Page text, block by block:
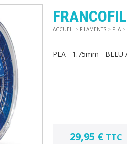
ACCUEIL > FILAMENTS > PLA >
PLA - 1.75mm - BLEU
29,95 € TTC